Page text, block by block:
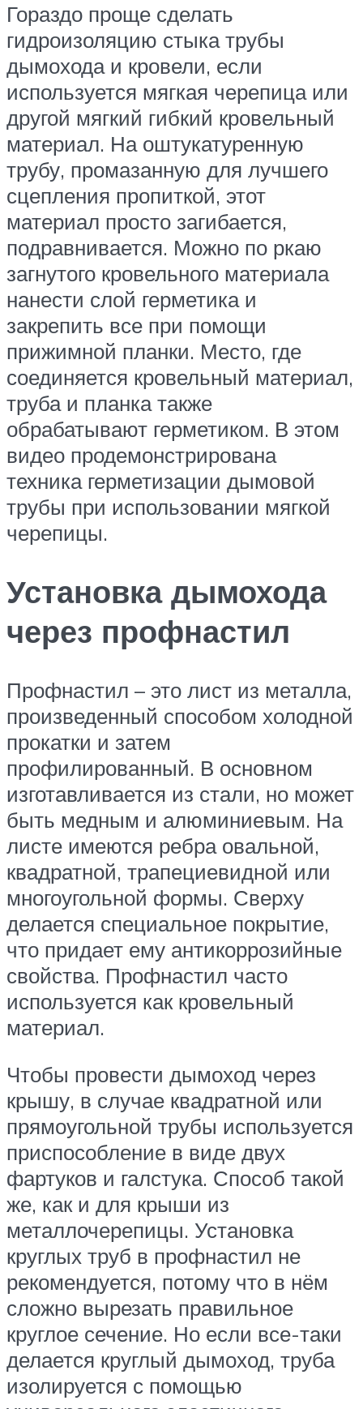
Гораздо проще сделать
гидроизоляцию стыка трубы
дымохода и кровели, если
используется мягкая черепица или
другой мягкий гибкий кровельный
материал. На оштукатуренную
трубу, промазанную для лучшего
сцепления пропиткой, этот
материал просто загибается,
подравнивается. Можно по ркаю
загнутого кровельного материала
нанести слой герметика и
закрепить все при помощи
прижимной планки. Место, где
соединяется кровельный материал,
труба и планка также
обрабатывают герметиком. В этом
видео продемонстрирована
техника герметизации дымовой
трубы при использовании мягкой
черепицы.
Установка дымохода
через профнастил
Профнастил – это лист из металла,
произведенный способом холодной
прокатки и затем
профилированный. В основном
изготавливается из стали, но может
быть медным и алюминиевым. На
листе имеются ребра овальной,
квадратной, трапециевидной или
многоугольной формы. Сверху
делается специальное покрытие,
что придает ему антикоррозийные
свойства. Профнастил часто
используется как кровельный
материал.
Чтобы провести дымоход через
крышу, в случае квадратной или
прямоугольной трубы используется
приспособление в виде двух
фартуков и галстука. Способ такой
же, как и для крыши из
металлочерепицы. Установка
круглых труб в профнастил не
рекомендуется, потому что в нём
сложно вырезать правильное
круглое сечение. Но если все-таки
делается круглый дымоход, труба
изолируется с помощью